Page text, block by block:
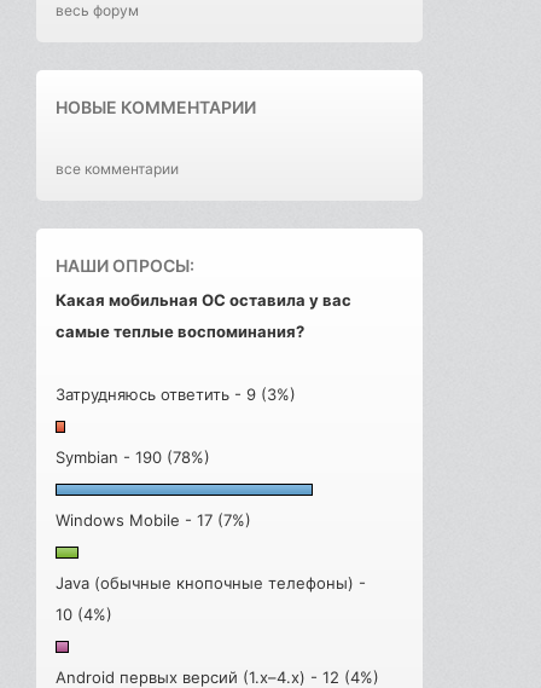
весь форум
НОВЫЕ КОММЕНТАРИИ
все комментарии
НАШИ ОПРОСЫ:
Какая мобильная ОС оставила у вас
самые теплые воспоминания?
Затрудняюсь ответить - 9 (3%)
Symbian - 190 (78%)
Windows Mobile - 17 (7%)
Java (обычные кнопочные телефоны) -
10 (4%)
Android первых версий (1.x–4.x) - 12 (4%)